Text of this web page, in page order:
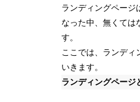
ランディングページ
なった中、無くては
す。
ここでは、ランディ
いきます。
ランディングページ